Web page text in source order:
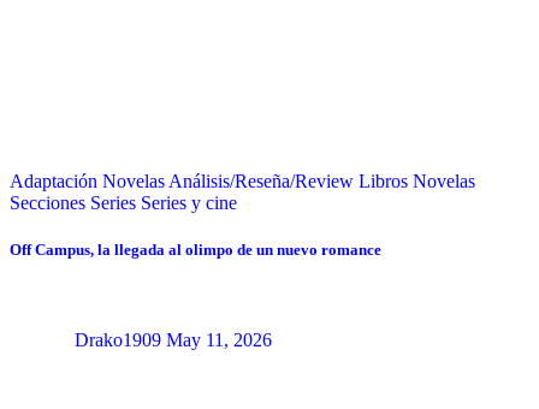
Adaptación Novelas Análisis/Reseña/Review Libros Novelas
Secciones Series Series y cine
Off Campus, la llegada al olimpo de un nuevo romance
Drako1909 May 11, 2026